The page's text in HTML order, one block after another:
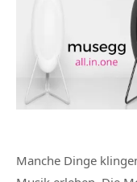
Manche Dinge